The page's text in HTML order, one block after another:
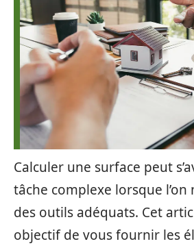
Calculer une surface peut
tâche complexe lorsque l’on
des outils adéquats. Cet
objectif de vous fournir les